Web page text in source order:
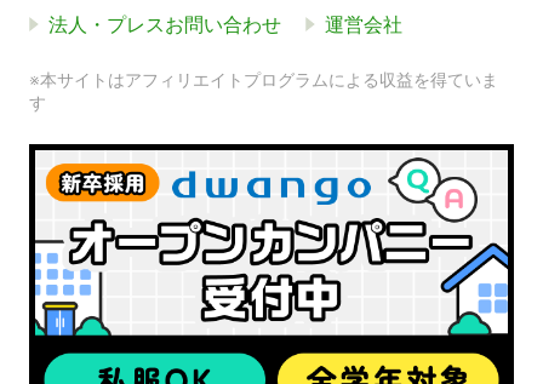
法人・プレスお問い合わせ 運営会社
※本サイトはアフィリエイトプログラムによる収益を得ていま
す